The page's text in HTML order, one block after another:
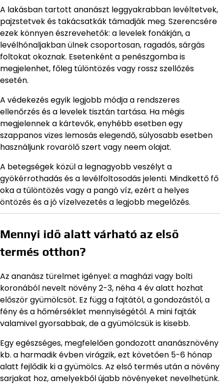
A lakásban tartott ananászt leggyakrabban levéltetvek,
pajzstetvek és takácsatkák támadják meg. Szerencsére
ezek könnyen észrevehetők: a levelek fonákján, a
levélhónaljakban ülnek csoportosan, ragadós, sárgás
foltokat okoznak. Esetenként a penészgomba is
megjelenhet, főleg túlöntözés vagy rossz szellőzés
esetén.
A védekezés egyik legjobb módja a rendszeres
ellenőrzés és a levelek tisztán tartása. Ha mégis
megjelennek a kártevők, enyhébb esetben egy
szappanos vizes lemosás elegendő, súlyosabb esetben
használjunk rovarölő szert vagy neem olajat.
A betegségek közül a legnagyobb veszélyt a
gyökérrothadás és a levélfoltosodás jelenti. Mindkettő fő
oka a túlöntözés vagy a pangó víz, ezért a helyes
öntözés és a jó vízelvezetés a legjobb megelőzés.
Mennyi idő alatt várható az első
termés otthon?
Az ananász türelmet igényel: a magházi vagy bolti
koronából nevelt növény 2-3, néha 4 év alatt hozhat
először gyümölcsöt. Ez függ a fajtától, a gondozástól, a
fény és a hőmérséklet mennyiségétől. A mini fajták
valamivel gyorsabbak, de a gyümölcsük is kisebb.
Egy egészséges, megfelelően gondozott ananásznövény
kb. a harmadik évben virágzik, ezt követően 5-6 hónap
alatt fejlődik ki a gyümölcs. Az első termés után a növény
sarjakat hoz, amelyekből újabb növényeket nevelhetünk.